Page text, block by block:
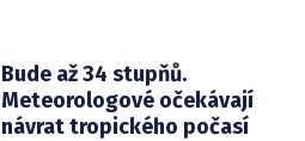
Bude až 34 stupňů.
Meteorologové očekávají
návrat tropického počasí